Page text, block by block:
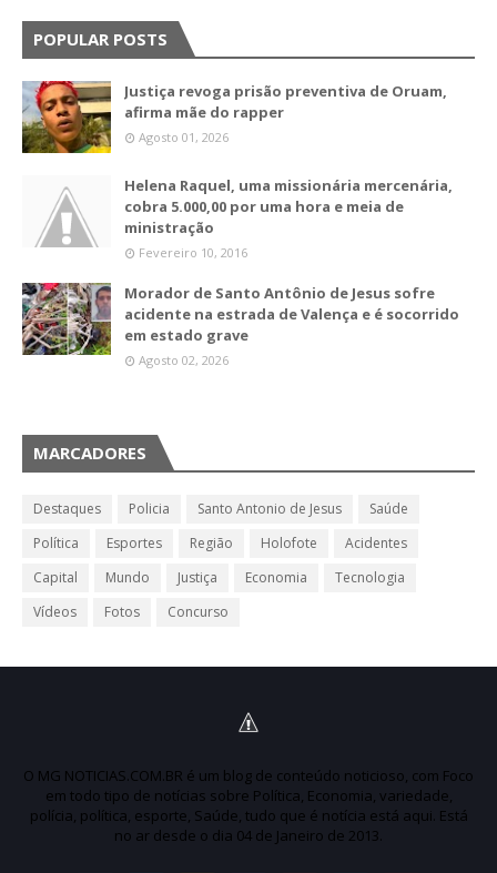
POPULAR POSTS
Justiça revoga prisão preventiva de Oruam,
afirma mãe do rapper
Agosto 01, 2026
Helena Raquel, uma missionária mercenária,
cobra 5.000,00 por uma hora e meia de
ministração
Fevereiro 10, 2016
Morador de Santo Antônio de Jesus sofre
acidente na estrada de Valença e é socorrido
em estado grave
Agosto 02, 2026
MARCADORES
Destaques Policia Santo Antonio de Jesus
Saúde
Política
Esportes Região Holofote
Acidentes
Capital
Mundo Justiça Economia
Tecnologia
Vídeos
Fotos Concurso
O MG NOTICIAS.COM.BR é um blog de conteúdo noticioso, com Foco
em todo tipo de notícias sobre Política, Economia, variedade,
polícia, política, esporte, Saúde, tudo que é notícia está aqui. Está
no ar desde o dia 04 de Janeiro de 2013.